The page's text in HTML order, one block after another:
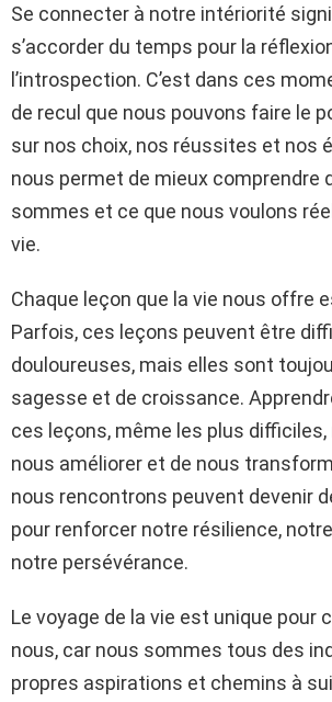
Se connecter à notre intériorité
s’accorder du temps pour la
l’introspection. C’est dans ces
de recul que nous pouvons faire le
sur nos choix, nos réussites et nos
nous permet de mieux comprendre
sommes et ce que nous voulons
vie.
Chaque leçon que la vie nous offre
Parfois, ces leçons peuvent être
douloureuses, mais elles sont
sagesse et de croissance.
ces leçons, même les plus
nous améliorer et de nous
nous rencontrons peuvent devenir
pour renforcer notre résilience,
notre persévérance.
Le voyage de la vie est unique pour
nous, car nous sommes tous des
propres aspirations et chemins à